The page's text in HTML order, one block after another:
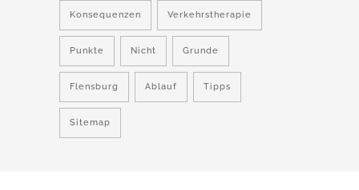
Konsequenzen Verkehrstherapie
Punkte Nicht Grunde
Flensburg Ablauf Tipps
Sitemap